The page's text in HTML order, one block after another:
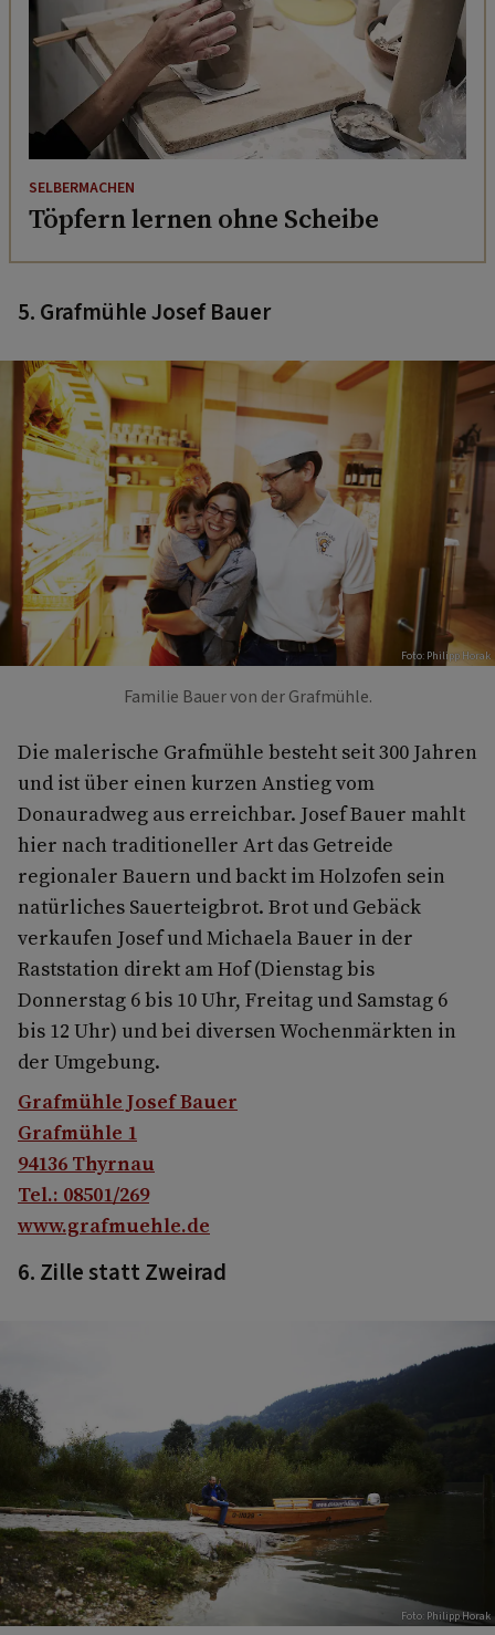
SELBERMACHEN
Töpfern lernen ohne Scheibe
5. Grafmühle Josef Bauer
Foto: Philipp Horak
Familie Bauer von der Grafmühle.
Die malerische Grafmühle besteht seit 300 Jahren
und ist über einen kurzen Anstieg vom
Donauradweg aus erreichbar. Josef Bauer mahlt
hier nach traditioneller Art das Getreide
regionaler Bauern und backt im Holzofen sein
natürliches Sauerteigbrot. Brot und Gebäck
verkaufen Josef und Michaela Bauer in der
Raststation direkt am Hof (Dienstag bis
Donnerstag 6 bis 10 Uhr, Freitag und Samstag 6
bis 12 Uhr) und bei diversen Wochenmärkten in
der Umgebung.
Grafmühle Josef Bauer
Grafmühle 1
94136 Thyrnau
Tel.: 08501/269
www.grafmuehle.de
6. Zille statt Zweirad
Foto: Philipp Horak